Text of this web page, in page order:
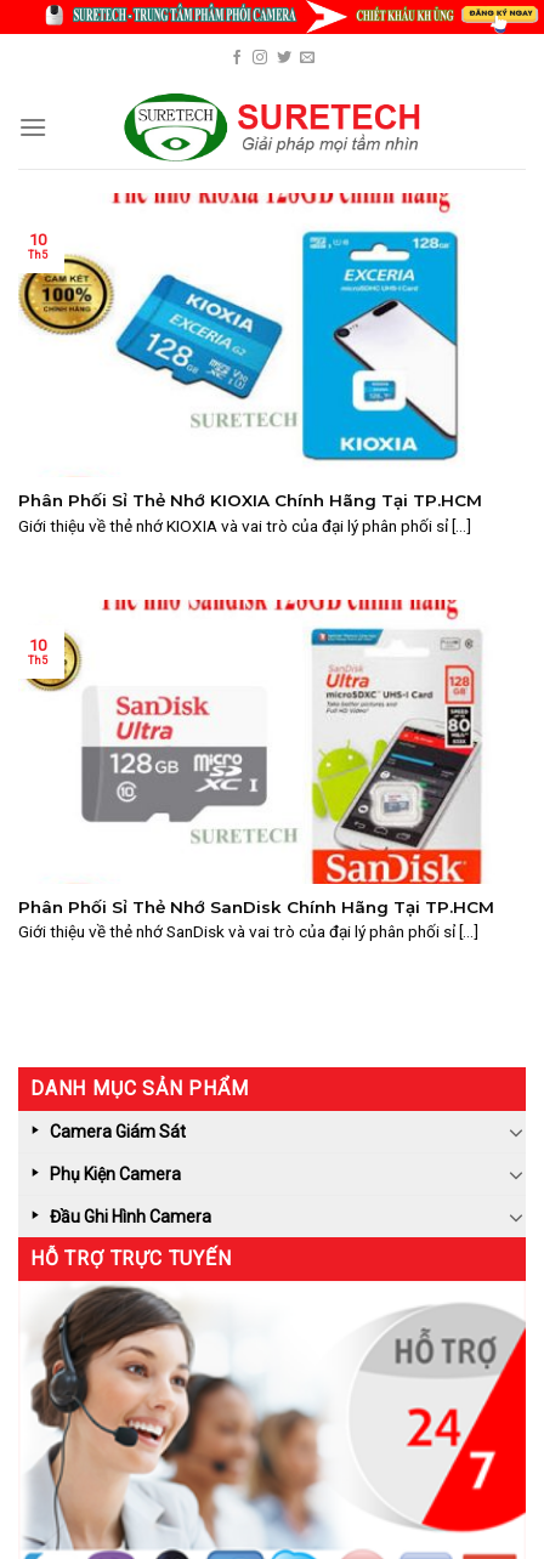
Phân Phối Sỉ Thẻ Nhớ KIOXIA Chính Hãng Tại TP.HCM
Giới thiệu về thẻ nhớ KIOXIA và vai trò của đại lý phân phối sỉ [...]
10
Th5
Phân Phối Sỉ Thẻ Nhớ SanDisk Chính Hãng Tại TP.HCM
Giới thiệu về thẻ nhớ SanDisk và vai trò của đại lý phân phối sỉ [...]
10
Th5
DANH MỤC SẢN PHẨM
Camera Giám Sát
Phụ Kiện Camera
Đầu Ghi Hình Camera
HỖ TRỢ TRỰC TUYẾN